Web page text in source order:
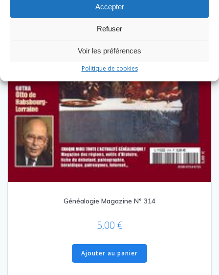
Accepter
Refuser
Voir les préférences
Politique de cookies
Généalogie Magazine N° 314
5,00 €
Ajouter au panier